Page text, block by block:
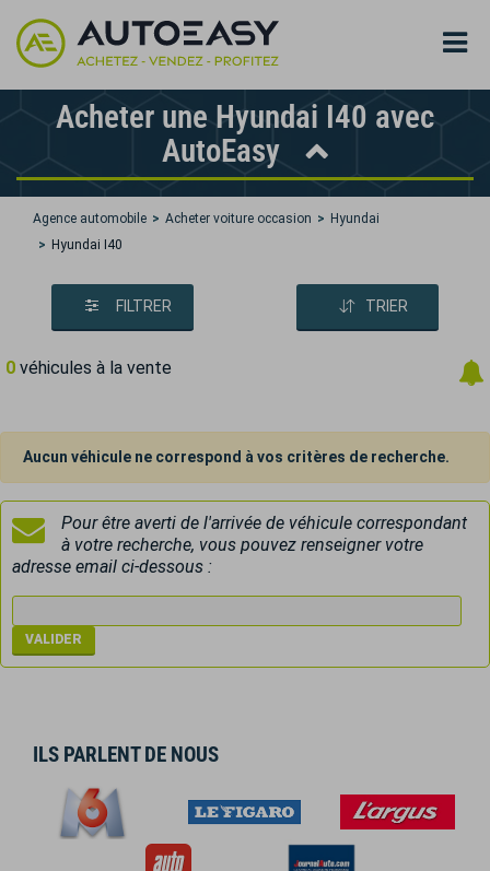
Acheter une Hyundai I40 avec
AutoEasy
Agence automobile Acheter voiture occasion
Hyundai
Hyundai I40
FILTRER TRIER
0 véhicules à la vente
Aucun véhicule ne correspond à vos critères de recherche.
Pour être averti de l'arrivée de véhicule correspondant
à votre recherche, vous pouvez renseigner votre
adresse email ci-dessous :
ILS PARLENT DE NOUS